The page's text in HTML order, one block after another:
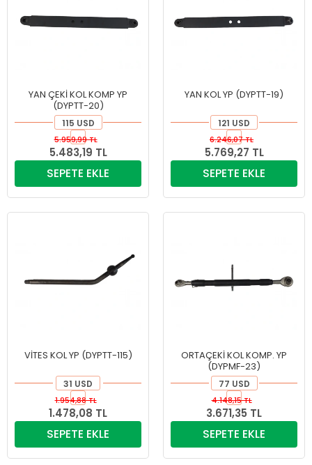
YAN ÇEKİ KOL KOMP YP
(DYPTT-20)
115 USD
5.483,19 TL
5.959,99 TL
SEPETE EKLE
YAN KOL YP (DYPTT-19)
121 USD
5.769,27 TL
6.246,07 TL
SEPETE EKLE
VİTES KOL YP (DYPTT-115)
31 USD
1.478,08 TL
1.954,88 TL
SEPETE EKLE
ORTAÇEKİ KOL KOMP. YP
(DYPMF-23)
77 USD
3.671,35 TL
4.148,15 TL
SEPETE EKLE